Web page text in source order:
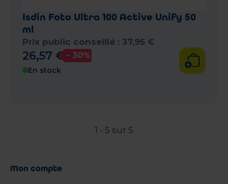
Isdin Foto Ultra 100 Active Unify 50
ml
Prix public conseillé : 37,95 €
26,57 € - 30%
En stock
1 - 5 sur 5
Mon compte